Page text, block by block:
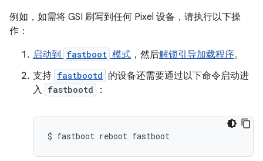
例如，如需将 GSI 刷写到任何 Pixel 设备，请执行以下操
作：
启动到
fastboot 模式 ，然后解锁引导加载程序。
支持 fastbootd 的设备还需要通过以下命令启动进
入 fastbootd ：
$ fastboot reboot fastboot